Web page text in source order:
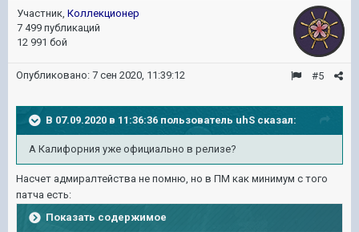
Участник, Коллекционер
7 499 публикаций
12 991 бой
#5
Опубликовано: 7 сен 2020, 11:39:12
В 07.09.2020 в 11:36:36 пользователь uhS сказал:
А Калифорния уже официально в релизе?
Насчет адмиралтейства не помню, но в ПМ как минимум с того
патча есть:
Показать содержимое